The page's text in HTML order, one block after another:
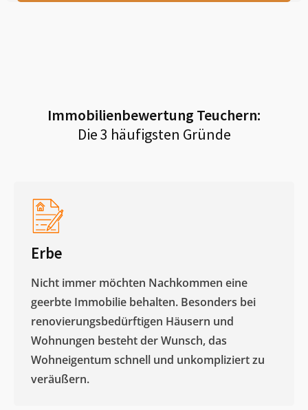
Immobilienbewertung Teuchern:
Die 3 häufigsten Gründe
Erbe
Nicht immer möchten Nachkommen eine
geerbte Immobilie behalten. Besonders bei
renovierungsbedürftigen Häusern und
Wohnungen besteht der Wunsch, das
Wohneigentum schnell und unkompliziert zu
veräußern. ​